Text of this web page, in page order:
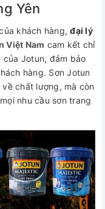
Yên
khách hàng,đại lý
Việt Nam cam kết chỉ
của Jotun, đảm bảo
hàng. Sơn Jotun
chất lượng, mà còn
nhu cầu sơn trang